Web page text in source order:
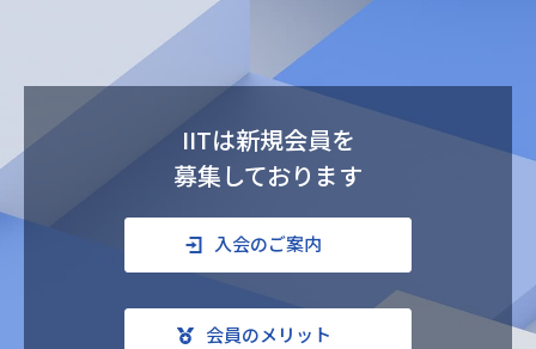
IITは新規会員を
募集しております
入会のご案内
会員のメリット